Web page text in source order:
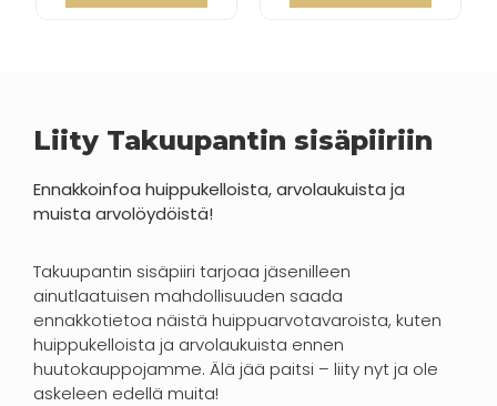
Liity Takuupantin sisäpiiriin
Ennakkoinfoa huippukelloista, arvolaukuista ja
muista arvolöydöistä!
Takuupantin sisäpiiri tarjoaa jäsenilleen
ainutlaatuisen mahdollisuuden saada
ennakkotietoa näistä huippuarvotavaroista, kuten
huippukelloista ja arvolaukuista ennen
huutokauppojamme. Älä jää paitsi – liity nyt ja ole
askeleen edellä muita!